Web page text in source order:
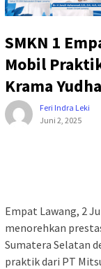
SMKN 1
Mobil
Krama
Feri Indra Leki
Juni 2, 2025
Empat Lawang, 2
menorehkan
Sumatera Selatan
praktik dari PT